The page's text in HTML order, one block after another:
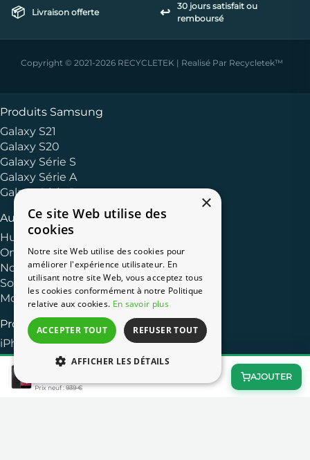
iPhone 8 128 Go Gris Sidéral
Prix neuf :939 €
AJOUTER
📦 Livraison offerte ↩️
30 jours satisfait ou
remboursé
Copyright © 2021-2026 RECYCLETEK | Realisé Par Recycletek™
Produits Apple
iPhone 13
iPhone 11
iPhone XR
iPhone 8
Autres Marques
Huawei
OnePlus
Nokia
Sony
Motorola
Produits Samsung
Galaxy S21
Galaxy S20
Galaxy Série S
Galaxy Série A
Galaxy Série J
×
Ce site Web utilise des
cookies
Notre site Web utilise des cookies pour
améliorer l'expérience utilisateur. En
utilisant notre site Web, vous acceptez tous
les cookies conformément à notre Politique
relative aux cookies. En savoir plus
ACCEPTER TOUT REFUSER TOUT
AFFICHER LES DÉTAILS